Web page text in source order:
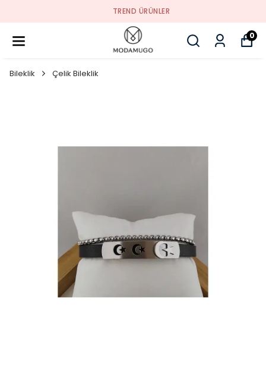
TREND ÜRÜNLER
0
Bileklik Çelik Bileklik